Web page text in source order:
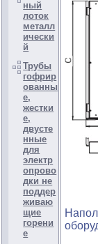
ный
лоток
металл
ически
й
Трубы
гофрир
ованны
е,
жестки
е,
двусте
нные
для
электр
опрово
дки не
поддер
живаю
щие
горени
е